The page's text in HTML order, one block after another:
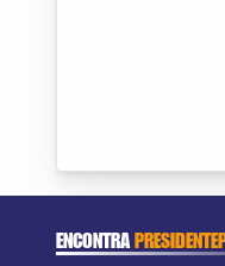
ENCONTRA